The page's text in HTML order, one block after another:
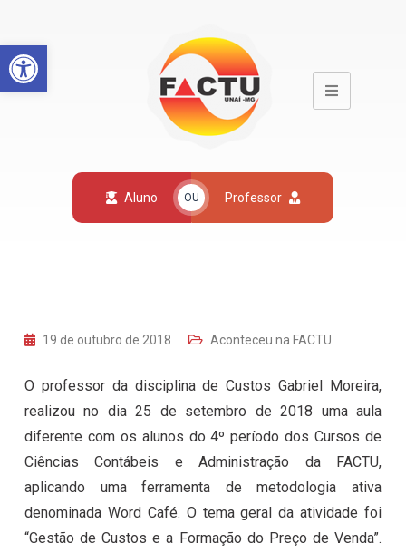
Open toolbar
Aluno OU Professor
19 de outubro de 2018 Aconteceu na FACTU
O professor da disciplina de Custos Gabriel Moreira,
realizou no dia 25 de setembro de 2018 uma aula
diferente com os alunos do 4º período dos Cursos de
Ciências Contábeis e Administração da FACTU,
aplicando uma ferramenta de metodologia ativa
denominada Word Café. O tema geral da atividade foi
“Gestão de Custos e a Formação do Preço de Venda”.